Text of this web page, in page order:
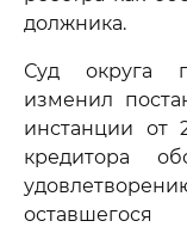
должника.
Суд округа
изменил
инстанции от
кредитора